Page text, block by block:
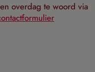
overdag te woord via